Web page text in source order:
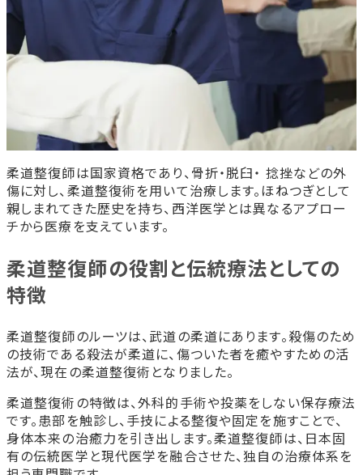
柔道整復師になるには専門学校、短期大学、大学どれが
柔道整復師専門学校・短大・大学の違い
柔道整復師専門学校・短大・大学を選ぶとき
柔道整復師になるために求められる適性と将来性
柔道整復師に求められる人物像と重要な適
性
場
AI技術と柔道整復師の未来
柔道整復師専門学校の主な1日・1年間の流れ
柔道整復師専門学校の【1年間の主な流れ】
柔道整復師に関するよくある質問
か？
社会人学生向けの支援制度はありますか？
実習はどれくらいの期間ありますか？
柔道整復師になるには、夜間や通信教育で
も問題ないですか？
柔道整復師として開業することは可能です
か？
柔道整復師は国家資格であり、骨折・脱臼・ 捻挫などの外
傷に対し、柔道整復術を用いて治療します。ほねつぎとして
親しまれてきた歴史を持ち、西洋医学とは異なるアプロー
チから医療を支えています。
柔道整復師の役割と伝統療法としての
特徴
柔道整復師のルーツは、武道の柔道にあります。殺傷のため
の技術である殺法が柔道に、傷ついた者を癒やすための活
法が、現在の柔道整復術となりました。
柔道整復術の特徴は、外科的手術や投薬をしない保存療法
です。患部を触診し、手技による整復や固定を施すことで、
身体本来の治癒力を引き出します。柔道整復師は、日本固
有の伝統医学と現代医学を融合させた、独自の治療体系を